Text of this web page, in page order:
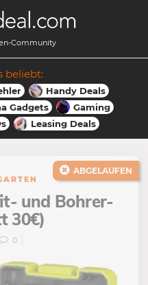
Community
beliebt:
Handy Deals
Gadgets
Gaming
Leasing Deals
und Bohrer-
30€)
ABGELAUFEN
0